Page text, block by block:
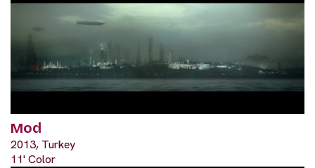
Mod
2013, Turkey
11' Color